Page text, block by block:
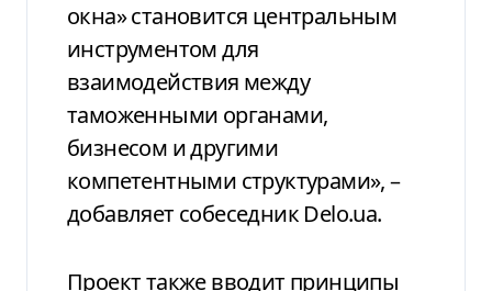
окна» становится центральным
инструментом для
взаимодействия между
таможенными органами,
бизнесом и другими
компетентными структурами», –
добавляет собеседник Delo.ua.
Проект также вводит принципы